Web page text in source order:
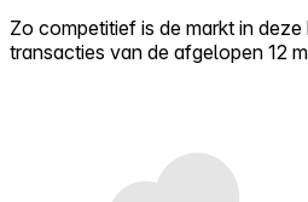
Zo competitief is de markt in
transacties van de afgelopen 12